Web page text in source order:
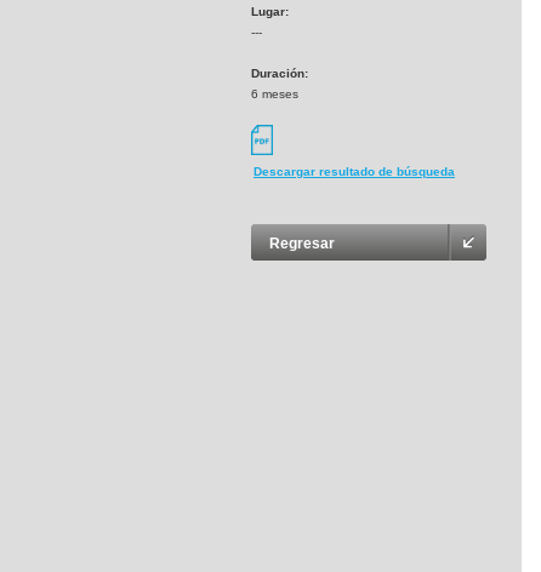
Lugar:
---
Duración:
6 meses
Descargar resultado de búsqueda
Regresar